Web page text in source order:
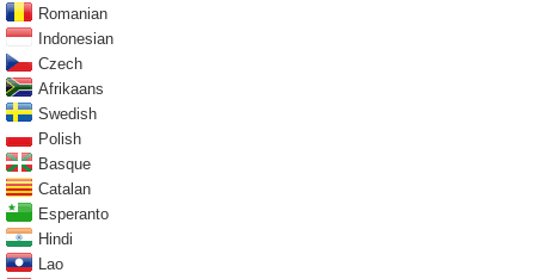
Romanian
Indonesian
Czech
Afrikaans
Swedish
Polish
Basque
Catalan
Esperanto
Hindi
Lao